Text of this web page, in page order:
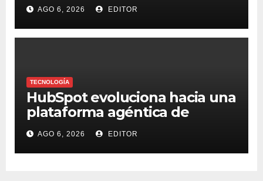
con la presencia de 20
entidades federativas
AGO 6, 2026 EDITOR
TECNOLOGÍA
HubSpot evoluciona hacia una
plataforma agéntica de
clientes con Agent Hub y
Agent Builder
AGO 6, 2026 EDITOR